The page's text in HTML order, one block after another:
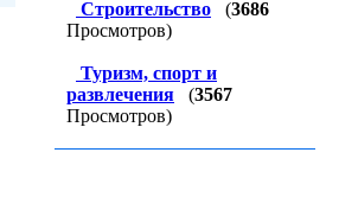
Строительство (3686
Просмотров)
Туризм, спорт и
развлечения
(3567
Просмотров)